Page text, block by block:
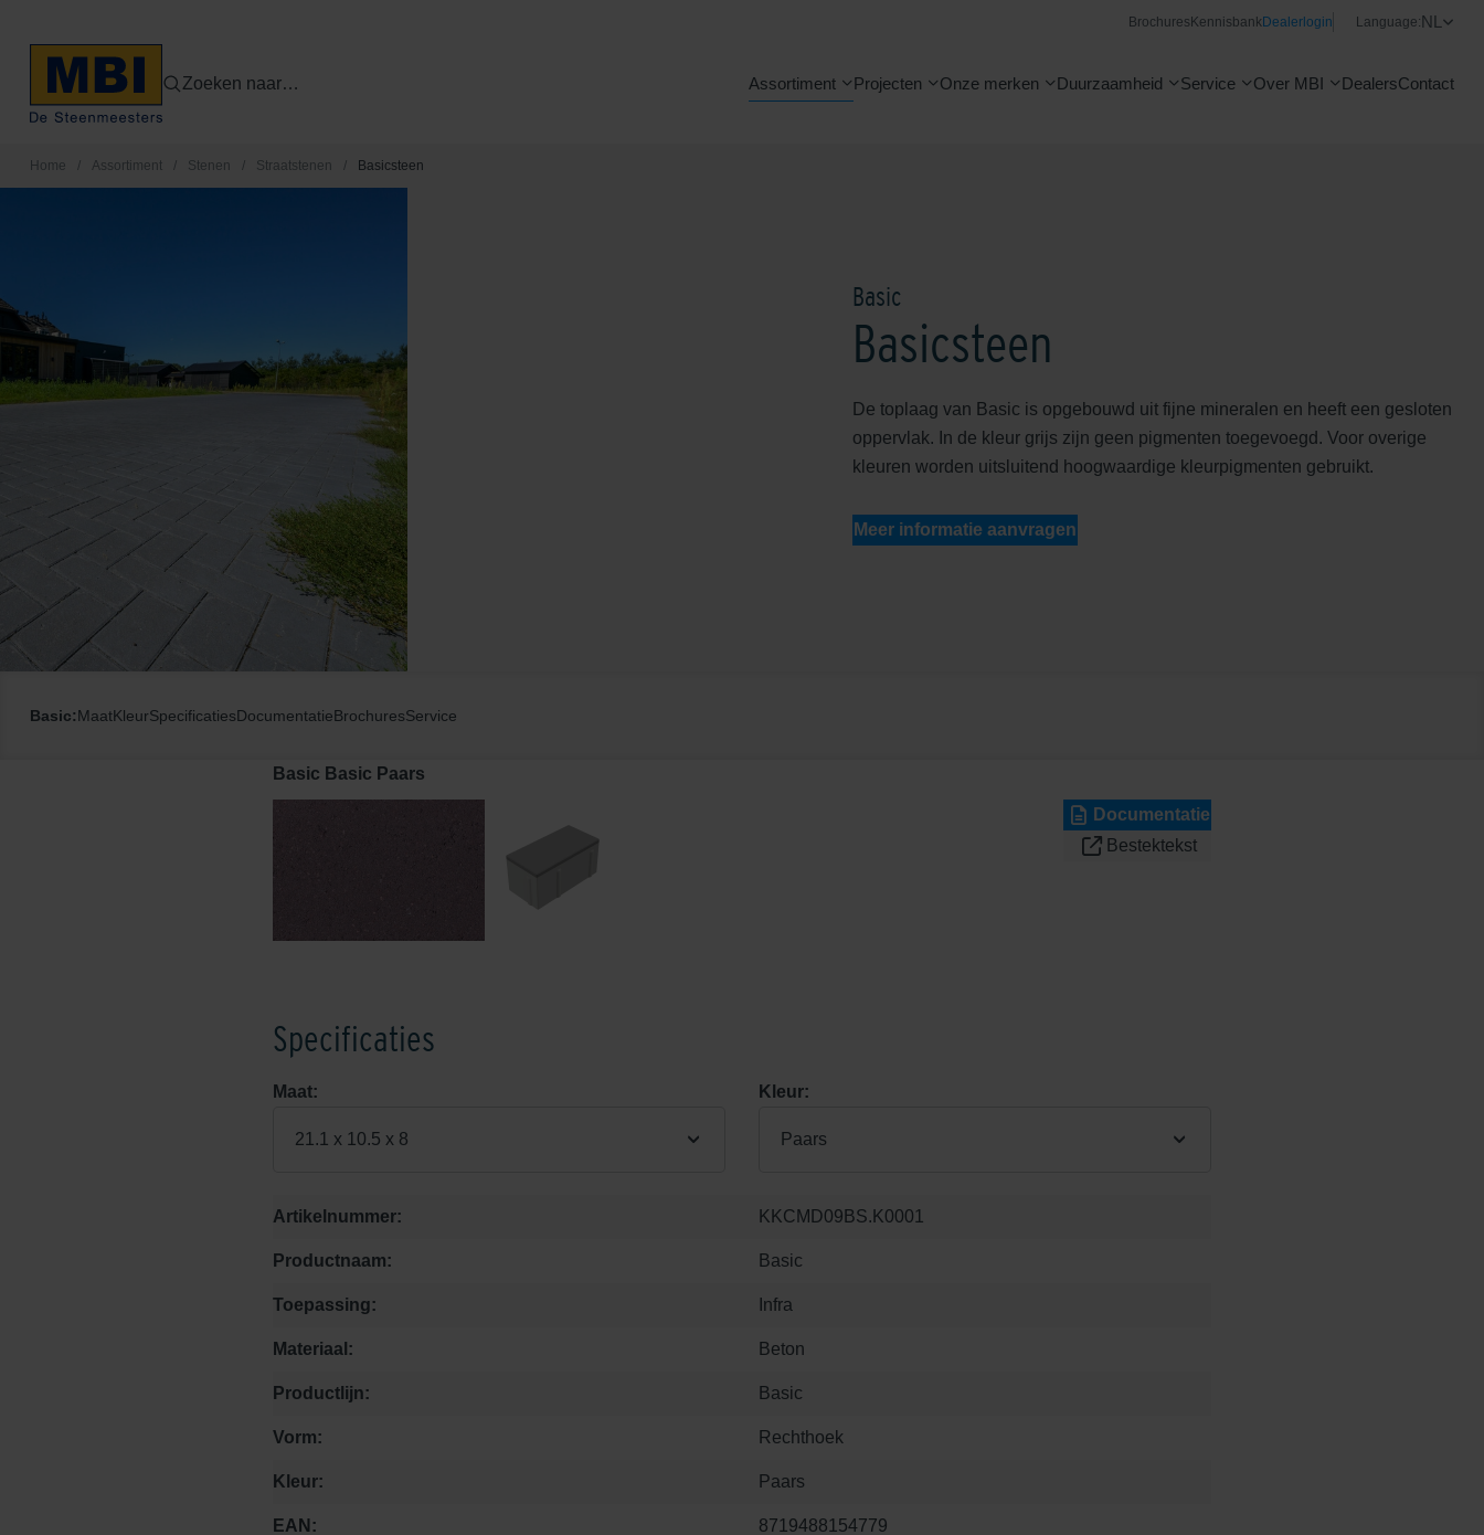
Brochures KennisbankDealerlogin Language:NL
Zoeken naar… Assortiment Projecten Onze merken Duurzaamheid Service Over MBI DealersContact
Home / Assortiment / Stenen / Straatstenen / Basicsteen
Basic
Basicsteen
De toplaag van Basic is opgebouwd uit fijne mineralen en heeft een gesloten
oppervlak. In de kleur grijs zijn geen pigmenten toegevoegd. Voor overige
kleuren worden uitsluitend hoogwaardige kleurpigmenten gebruikt.
Meer informatie aanvragen
Basic:MaatKleurSpecificatiesDocumentatieBrochuresService
Basic Basic Paars
Documentatie
Bestektekst
Specificaties
Maat:
21.1 x 10.5 x 8
Kleur:
Paars
Artikelnummer: KKCMD09BS.K0001
Productnaam: Basic
Toepassing: Infra
Materiaal: Beton
Productlijn: Basic
Vorm: Rechthoek
Kleur: Paars
EAN: 8719488154779